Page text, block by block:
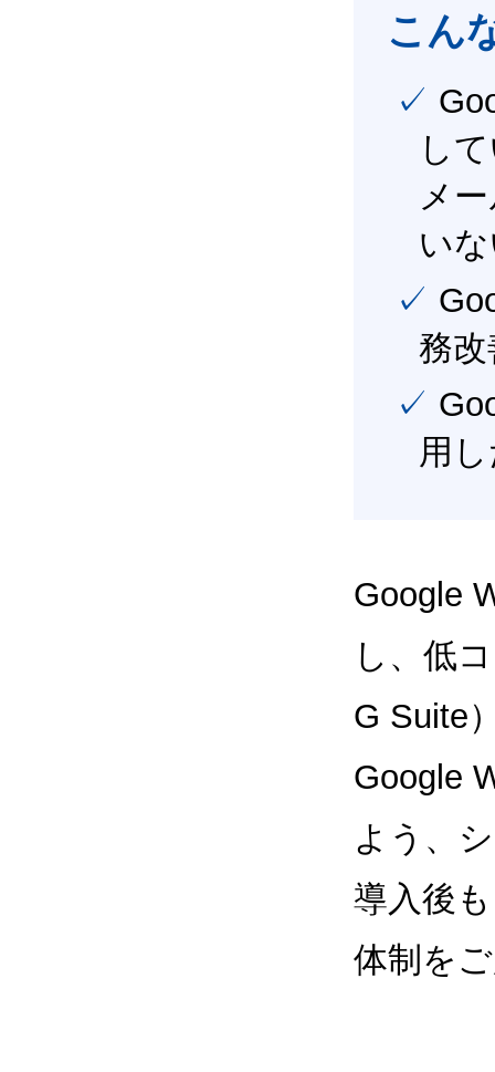
こん
✓ Google Workspace（旧G Suite） を社内で導入
し
メ
い
✓ Google Workspace（旧G Suite） を活用し、業
務
✓ Google Workspace（旧G Suite） を最大限に活
用
Google
し、低
G Suite
Google
よう、
導入後
体制を